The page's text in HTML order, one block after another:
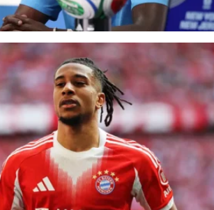
son rêve absolu de
Madrid
Madrid, Michael Olise nourrit une
pour le club merengue. Une
désormais le simple cadre du